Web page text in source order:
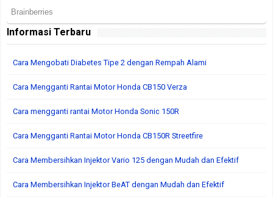
Informasi Terbaru
Cara Mengobati Diabetes Tipe 2 dengan Rempah Alami
Cara Mengganti Rantai Motor Honda CB150 Verza
Cara mengganti rantai Motor Honda Sonic 150R
Cara Mengganti Rantai Motor Honda CB150R Streetfire
Cara Membersihkan Injektor Vario 125 dengan Mudah dan Efektif
Cara Membersihkan Injektor BeAT dengan Mudah dan Efektif